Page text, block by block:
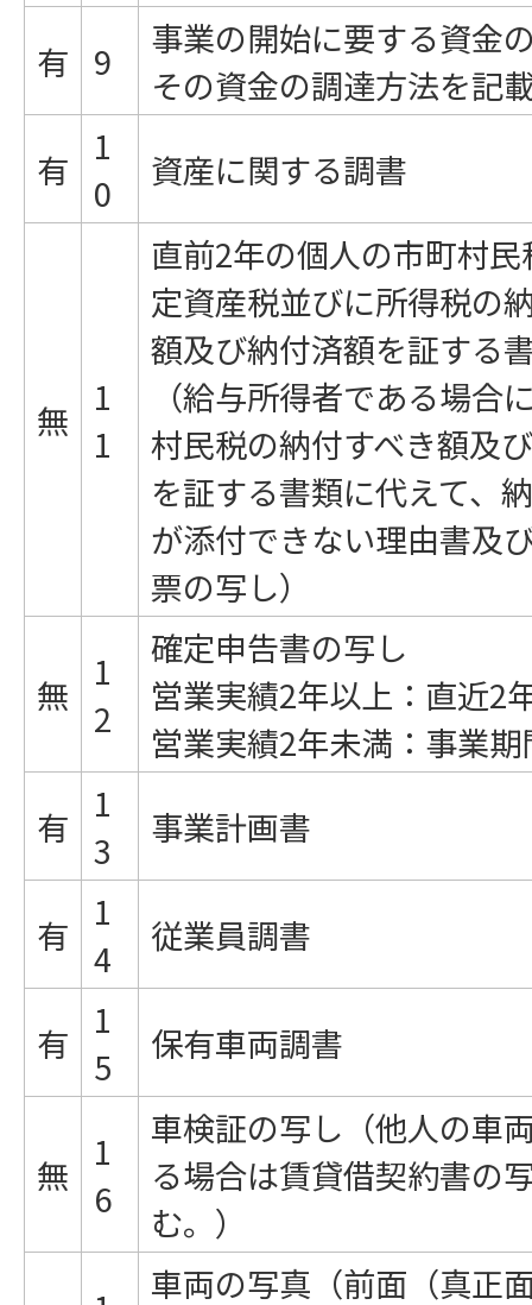
有 9
事業の開始に要する資金
その資金の調達方法を記
有 1
0
資産に関する調書
無 1
1
直前2年の個人の市町村
定資産税並びに所得税の
額及び納付済額を証する
（給与所得者である場合
村民税の納付すべき額及
を証する書類に代えて、
が添付できない理由書及
票の写し）
無 1
2
確定申告書の写し
営業実績2年以上：直近2
営業実績2年未満：事業期
有 1
3
事業計画書
有 1
4
従業員調書
有 1
5
保有車両調書
無 1
6
車検証の写し（他人の車
る場合は賃貸借契約書の
む。）
車両の写真（前面（真正